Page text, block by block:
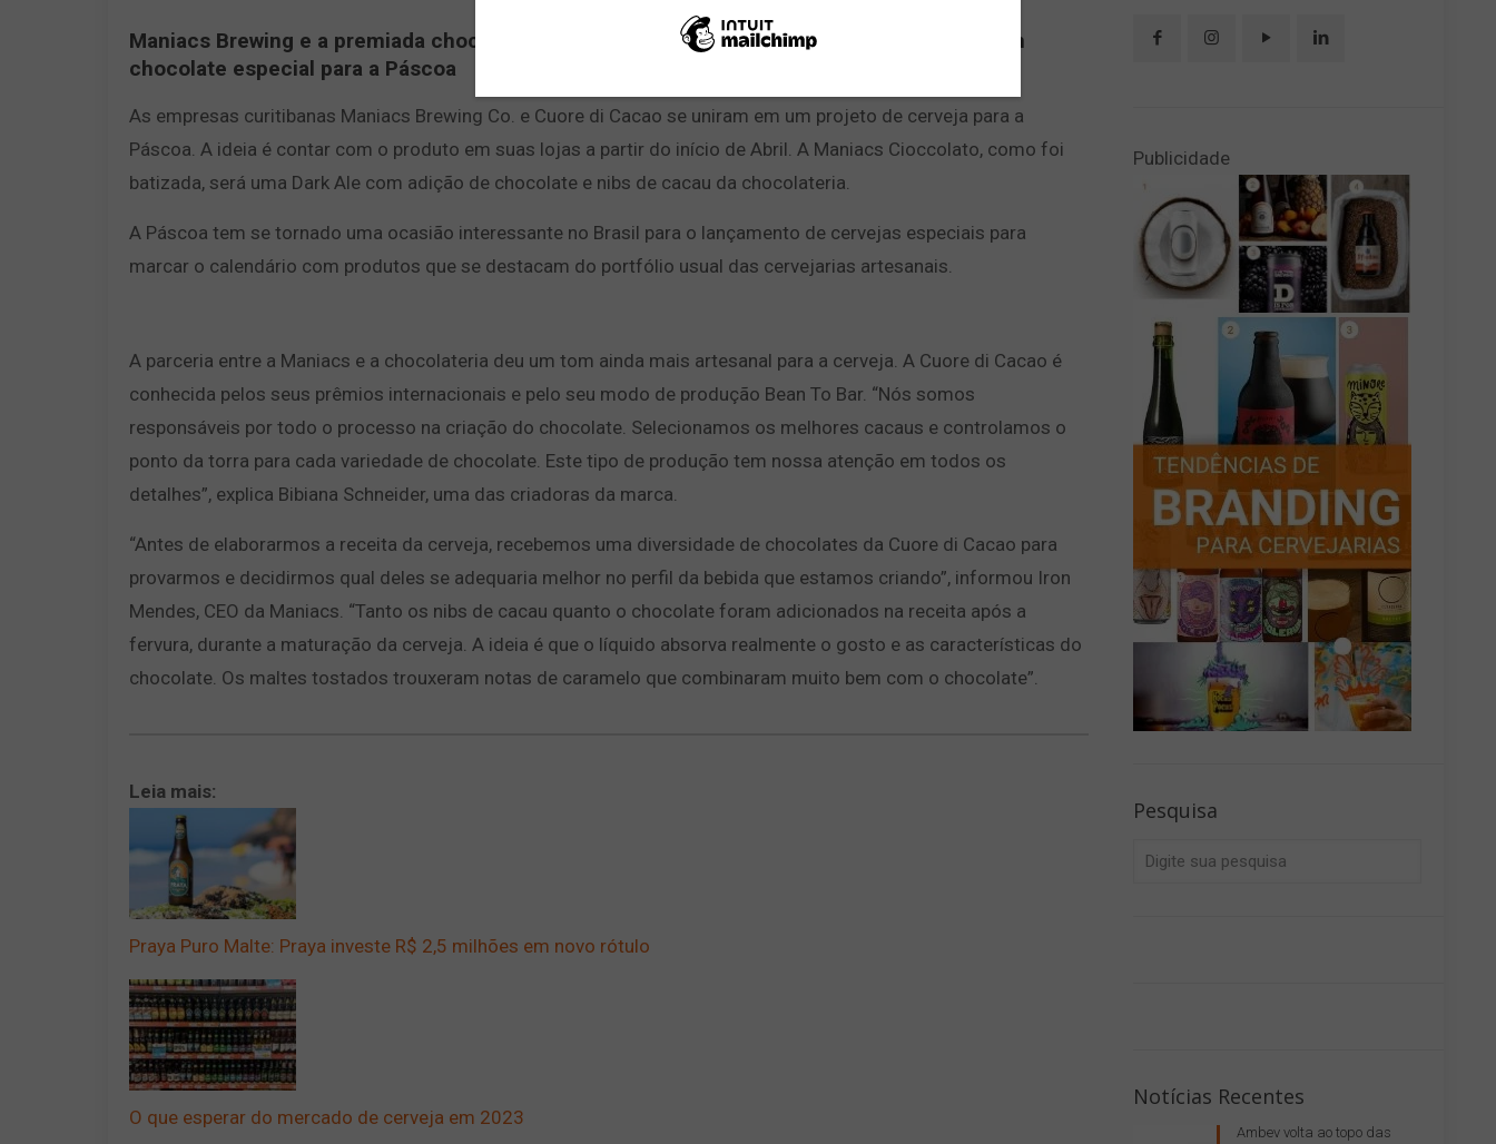
Maniacs Brewing e a premiada chocolateria Cuore di Cacao produzem cerveja Dark Ale com
chocolate especial para a Páscoa
As empresas curitibanas Maniacs Brewing Co. e Cuore di Cacao se uniram em um projeto de cerveja para a
Páscoa. A ideia é contar com o produto em suas lojas a partir do início de Abril. A Maniacs Cioccolato, como foi
batizada, será uma Dark Ale com adição de chocolate e nibs de cacau da chocolateria.
A Páscoa tem se tornado uma ocasião interessante no Brasil para o lançamento de cervejas especiais para
marcar o calendário com produtos que se destacam do portfólio usual das cervejarias artesanais.
A parceria entre a Maniacs e a chocolateria deu um tom ainda mais artesanal para a cerveja. A Cuore di Cacao é
conhecida pelos seus prêmios internacionais e pelo seu modo de produção Bean To Bar. “Nós somos
responsáveis por todo o processo na criação do chocolate. Selecionamos os melhores cacaus e controlamos o
ponto da torra para cada variedade de chocolate. Este tipo de produção tem nossa atenção em todos os
detalhes”, explica Bibiana Schneider, uma das criadoras da marca.
“Antes de elaborarmos a receita da cerveja, recebemos uma diversidade de chocolates da Cuore di Cacao para
provarmos e decidirmos qual deles se adequaria melhor no perfil da bebida que estamos criando”, informou Iron
Mendes, CEO da Maniacs. “Tanto os nibs de cacau quanto o chocolate foram adicionados na receita após a
fervura, durante a maturação da cerveja. A ideia é que o líquido absorva realmente o gosto e as características do
chocolate. Os maltes tostados trouxeram notas de caramelo que combinaram muito bem com o chocolate”.
Leia mais:
Praya Puro Malte: Praya investe R$ 2,5 milhões em novo rótulo
O que esperar do mercado de cerveja em 2023
Publicidade
Pesquisa
Notícias Recentes
Ambev volta ao topo das